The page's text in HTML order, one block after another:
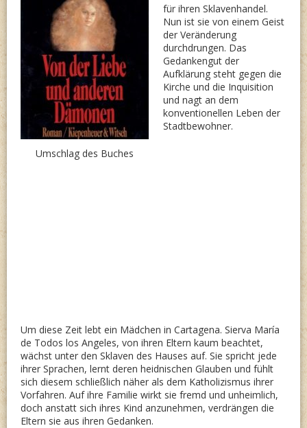
Umschlag des Buches
für ihren Sklavenhandel.
Nun ist sie von einem Geist
der Veränderung
durchdrungen. Das
Gedankengut der
Aufklärung steht gegen die
Kirche und die Inquisition
und nagt an dem
konventionellen Leben der
Stadtbewohner.
Um diese Zeit lebt ein Mädchen in Cartagena. Sierva María
de Todos los Angeles, von ihren Eltern kaum beachtet,
wächst unter den Sklaven des Hauses auf. Sie spricht jede
ihrer Sprachen, lernt deren heidnischen Glauben und fühlt
sich diesem schließlich näher als dem Katholizismus ihrer
Vorfahren. Auf ihre Familie wirkt sie fremd und unheimlich,
doch anstatt sich ihres Kind anzunehmen, verdrängen die
Eltern sie aus ihren Gedanken.